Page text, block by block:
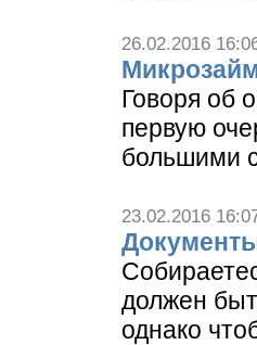
26.02.2016
Говоря об
первую
большими
23.02.2016
должен
однако